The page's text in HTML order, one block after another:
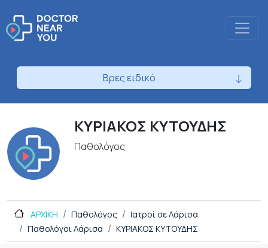
Βρες ειδικό
ΚΥΡΙΑΚΟΣ ΚΥΤΟΥΔΗΣ
Παθολόγος
ΑΡΧΙΚΗ Παθολόγος
Ιατροί σε Λάρισα
Παθολόγοι Λάρισα
ΚΥΡΙΑΚΟΣ ΚΥΤΟΥΔΗΣ